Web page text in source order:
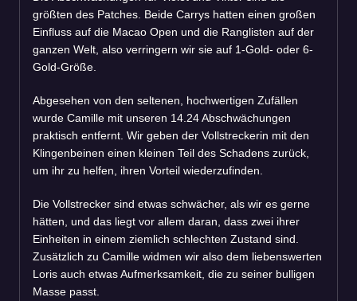
größten des Patches. Beide Carrys hatten einen großen
Einfluss auf die Macao Open und die Ranglisten auf der
ganzen Welt, also verringern wir sie auf 1-Gold- oder 6-
Gold-Größe.
Abgesehen von den seltenen, hochwertigen Zufällen
wurde Camille mit unseren 14.24 Abschwächungen
praktisch entfernt. Wir geben der Vollstreckerin mit den
Klingenbeinen einen kleinen Teil des Schadens zurück,
um ihr zu helfen, ihren Vorteil wiederzufinden.
Die Vollstrecker sind etwas schwächer, als wir es gerne
hätten, und das liegt vor allem daran, dass zwei ihrer
Einheiten in einem ziemlich schlechten Zustand sind.
Zusätzlich zu Camille widmen wir also dem liebenswerten
Loris auch etwas Aufmerksamkeit, die zu seiner bulligen
Masse passt.